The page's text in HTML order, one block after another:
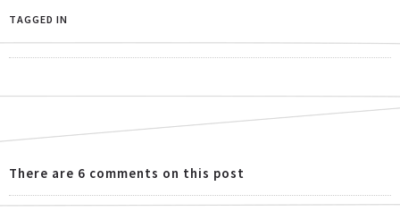
TAGGED IN
There are 6 comments on this post